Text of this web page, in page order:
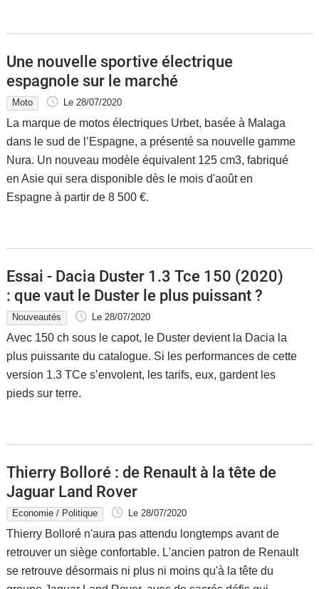
Une nouvelle sportive électrique
espagnole sur le marché
Moto Le 28/07/2020
La marque de motos électriques Urbet, basée à Malaga
dans le sud de l’Espagne, a présenté sa nouvelle gamme
Nura. Un nouveau modèle équivalent 125 cm3, fabriqué
en Asie qui sera disponible dès le mois d'août en
Espagne à partir de 8 500 €.
Essai - Dacia Duster 1.3 Tce 150 (2020)
: que vaut le Duster le plus puissant ?
Nouveautés Le 28/07/2020
Avec 150 ch sous le capot, le Duster devient la Dacia la
plus puissante du catalogue. Si les performances de cette
version 1.3 TCe s’envolent, les tarifs, eux, gardent les
pieds sur terre.
Thierry Bolloré : de Renault à la tête de
Jaguar Land Rover
Economie / Politique Le 28/07/2020
Thierry Bolloré n'aura pas attendu longtemps avant de
retrouver un siège confortable. L'ancien patron de Renault
se retrouve désormais ni plus ni moins qu'à la tête du